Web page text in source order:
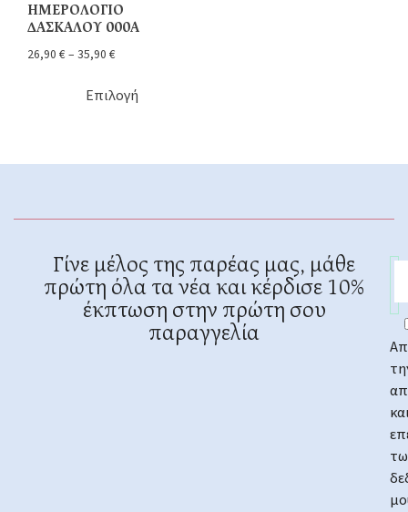
ΗΜΕΡΟΛΟΓΙΟ
ΔΑΣΚΑΛΟΥ 000Α
26,90 € – 35,90 €
Επιλογή
Γίνε μέλος της παρέας μας, μάθε
πρώτη όλα τα νέα και κέρδισε 10%
έκπτωση στην πρώτη σου
παραγγελία